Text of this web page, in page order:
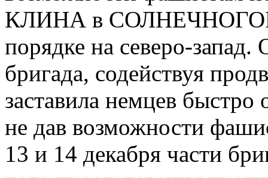
КЛИНА в
порядке на северо-
бригада, содействуя
заставила немцев
не дав возможности
13 и 14 декабря части